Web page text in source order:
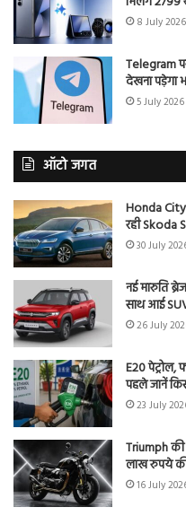
8 July
Telegram
देखना पड़ेगा
5 July
ऑटो जगत
Honda
रही Skoda
30 July
नई मारुति
साथ आई
26 July
E20
पहले जानें
23 July
Triumph की
लाख रुपये
16 July